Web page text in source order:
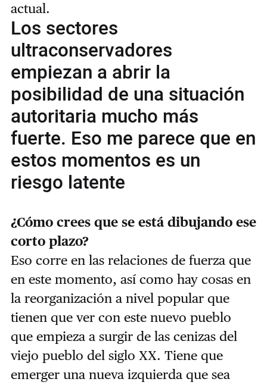
actual.
Los sectores
ultraconservadores
empiezan a abrir la
posibilidad de una situación
autoritaria mucho más
fuerte. Eso me parece que en
estos momentos es un
riesgo latente
¿Cómo crees que se está dibujando ese
corto plazo?
Eso corre en las relaciones de fuerza que
en este momento, así como hay cosas en
la reorganización a nivel popular que
tienen que ver con este nuevo pueblo
que empieza a surgir de las cenizas del
viejo pueblo del siglo XX. Tiene que
emerger una nueva izquierda que sea